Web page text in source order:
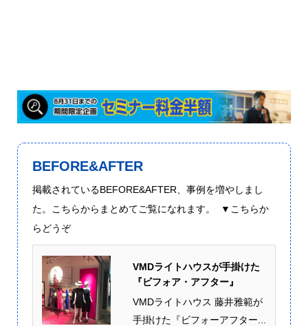
BEFORE&AFTER
掲載されているBEFORE&AFTER、事例を増やしまし
た。こちらからまとめてご覧になれます。 ▼こちらか
らどうぞ
VMDライトハウスが手掛けた
『ビフォア・アフター』
VMDライトハウス 藤井雅範が
手掛けた『ビフォーアフター...